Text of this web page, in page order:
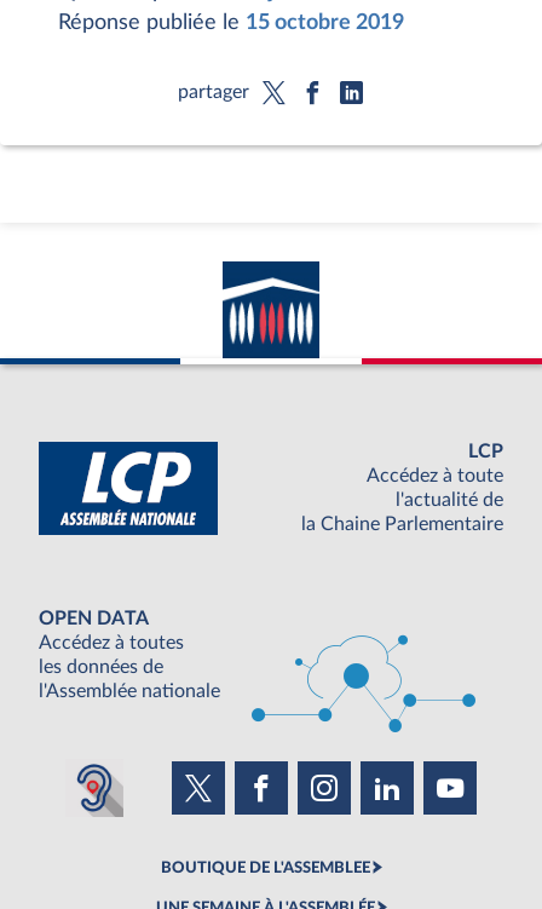
Réponse publiée le 15 octobre 2019
partager
LCP
Accédez à toute
l'actualité de
la Chaine Parlementaire
OPEN DATA
Accédez à toutes
les données de
l'Assemblée nationale
BOUTIQUE DE L'ASSEMBLEE